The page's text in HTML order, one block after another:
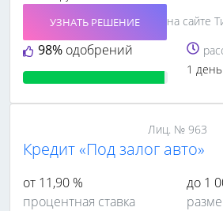
98% одобрений
УЗНАТЬ РЕШЕНИЕ
на сайте
1 день
Лиц. № 963
Кредит «Под залог авто»
от 11,90 %
процентная ставка
до 1